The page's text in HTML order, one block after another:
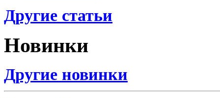
Другие статьи
Новинки
Другие новинки